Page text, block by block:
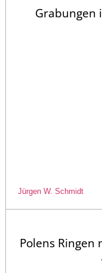
Grabungen
Jürgen W. Schmidt
Polens Ringen